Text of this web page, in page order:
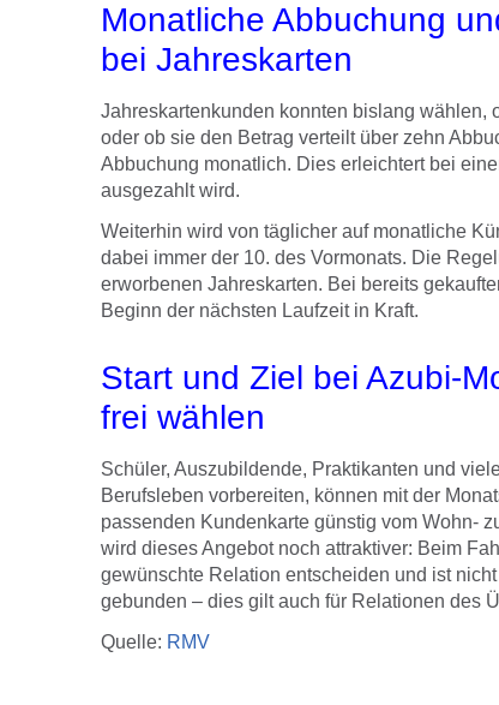
Monatliche Abbuchung
bei Jahreskarten
Jahreskartenkunden konnten bislang wählen,
oder ob sie den Betrag verteilt über zehn
Abbuchung monatlich. Dies erleichtert bei
ausgezahlt wird.
Weiterhin wird von täglicher auf monatliche
dabei immer der 10. des Vormonats. Die
erworbenen Jahreskarten. Bei bereits
Beginn der nächsten Laufzeit in Kraft.
Start und Ziel bei Azubi-
frei wählen
Schüler, Auszubildende, Praktikanten und
Berufsleben vorbereiten, können mit der
passenden Kundenkarte günstig vom Wohn-
wird dieses Angebot noch attraktiver: Beim
gewünschte Relation entscheiden und ist
gebunden – dies gilt auch für Relationen des
Quelle: RMV